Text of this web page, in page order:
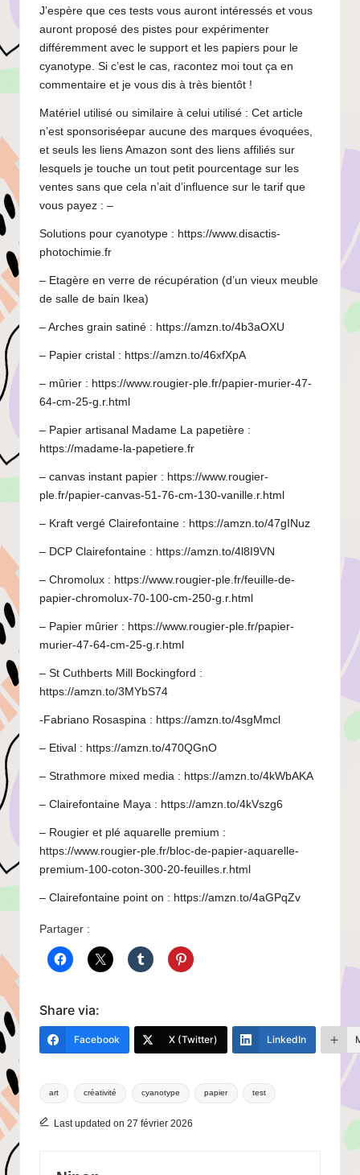
J’espère que ces tests vous auront intéressés et vous
auront proposé des pistes pour expérimenter
différemment avec le support et les papiers pour le
cyanotype. Si c’est le cas, racontez moi tout ça en
commentaire et je vous dis à très bientôt !
Matériel utilisé ou similaire à celui utilisé : Cet article
n’est sponsoriséepar aucune des marques évoquées,
et seuls les liens Amazon sont des liens affiliés sur
lesquels je touche un tout petit pourcentage sur les
ventes sans que cela n’ait d’influence sur le tarif que
vous payez : –
Solutions pour cyanotype : https://www.disactis-
photochimie.fr
– Etagère en verre de récupération (d’un vieux meuble
de salle de bain Ikea)
– Arches grain satiné : https://amzn.to/4b3aOXU
– Papier cristal : https://amzn.to/46xfXpA
– mûrier : https://www.rougier-ple.fr/papier-murier-47-
64-cm-25-g.r.html
– Papier artisanal Madame La papetière :
https://madame-la-papetiere.fr
– canvas instant papier : https://www.rougier-
ple.fr/papier-canvas-51-76-cm-130-vanille.r.html
– Kraft vergé Clairefontaine : https://amzn.to/47gINuz
– DCP Clairefontaine : https://amzn.to/4l8I9VN
– Chromolux : https://www.rougier-ple.fr/feuille-de-
papier-chromolux-70-100-cm-250-g.r.html
– Papier mûrier : https://www.rougier-ple.fr/papier-
murier-47-64-cm-25-g.r.html
– St Cuthberts Mill Bockingford :
https://amzn.to/3MYbS74
-Fabriano Rosaspina : https://amzn.to/4sgMmcl
– Etival : https://amzn.to/470QGnO
– Strathmore mixed media : https://amzn.to/4kWbAKA
– Clairefontaine Maya : https://amzn.to/4kVszg6
– Rougier et plé aquarelle premium :
https://www.rougier-ple.fr/bloc-de-papier-aquarelle-
premium-100-coton-300-20-feuilles.r.html
– Clairefontaine point on : https://amzn.to/4aGPqZv
Partager :
Share via:
Facebook X (Twitter) LinkedIn
Tags:
art créativité cyanotype papier test
Last updated on 27 février 2026